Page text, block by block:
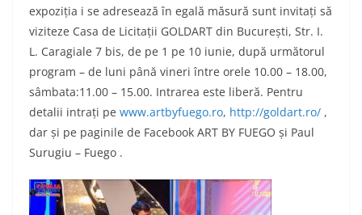
expoziția i se adresează în egală măsură sunt invitați să
viziteze Casa de Licitații GOLDART din București, Str. I.
L. Caragiale 7 bis, de pe 1 pe 10 iunie, după următorul
program – de luni până vineri între orele 10.00 – 18.00,
sâmbata:11.00 – 15.00. Intrarea este liberă. Pentru
detalii intrați pe www.artbyfuego.ro, http://goldart.ro/ ,
dar și pe paginile de Facebook ART BY FUEGO și Paul
Surugiu – Fuego .